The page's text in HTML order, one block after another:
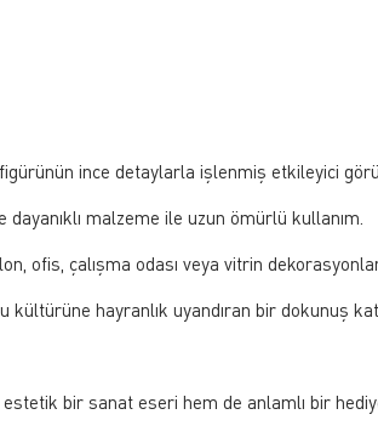
ince detaylarla işlenmiş etkileyici
dayanıklı malzeme ile uzun ömürlü kullanım.
ofis, çalışma odası veya vitrin
kültürüne hayranlık uyandıran bir dokunuş
bir sanat eseri hem de anlamlı bir